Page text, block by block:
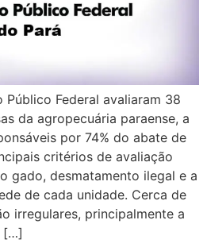
Federal avaliaram 38
da agropecuária paraense, a
por 74% do abate de
critérios de avaliação
gado, desmatamento ilegal e a
de cada unidade. Cerca de
irregulares, principalmente a
[…]